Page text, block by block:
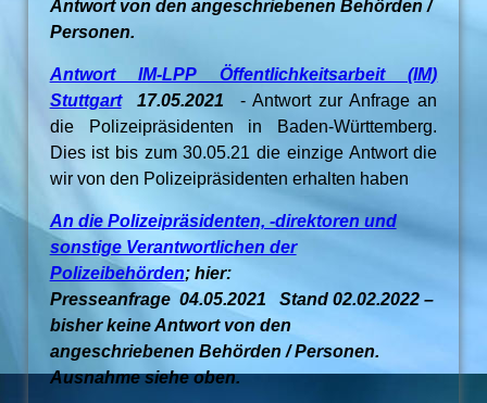
Antwort von den angeschriebenen Behörden /
Personen.
Antwort IM-LPP Öffentlichkeitsarbeit (IM)
Stuttgart17.05.2021 - Antwort zur Anfrage an
die Polizeipräsidenten in Baden-Württemberg.
Dies ist bis zum 30.05.21 die einzige Antwort die
wir von den Polizeipräsidenten erhalten haben
An die Polizeipräsidenten, -direktoren und
sonstige Verantwortlichen der
Polizeibehörden; hier:
Presseanfrage 04.05.2021 Stand 02.02.2022 –
bisher keine Antwort von den
angeschriebenen Behörden / Personen.
Ausnahme siehe oben.